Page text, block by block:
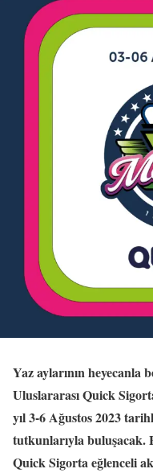
Yaz aylarının heyecanla
Uluslararası Quick
yıl 3-6 Ağustos 2023
tutkunlarıyla buluşacak.
Quick Sigorta eğlenceli